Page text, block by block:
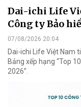
Dai-ichi Life
Công ty Bảo
07/08/2026 20:04
Dai-ichi Life Việt Nam
Bảng xếp hạng “Top
2026”.